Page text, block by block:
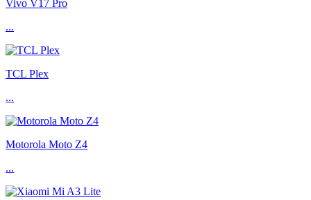
Vivo V17 Pro
...
TCL Plex
...
Motorola Moto Z4
...